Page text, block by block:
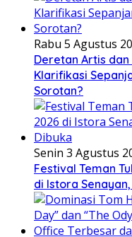
Rabu 5 Agustus
Deretan Artis
Klarifikasi
Sorotan?
Senin 3 Agustus
Festival Teman
di Istora